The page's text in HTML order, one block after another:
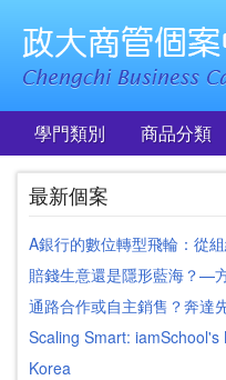
學門類別 商品分類
最新個案
A銀行的數位轉型飛輪：從
賠錢生意還是隱形藍海？—
通路合作或自主銷售？奔達
Scaling Smart:
Korea